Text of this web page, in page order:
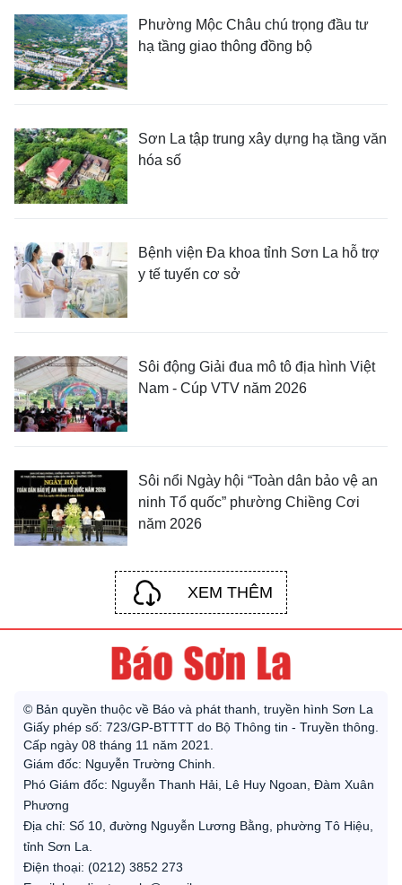
Phường Mộc Châu chú trọng đầu tư
hạ tầng giao thông đồng bộ
Sơn La tập trung xây dựng hạ tầng văn
hóa số
Bệnh viện Đa khoa tỉnh Sơn La hỗ trợ
y tế tuyến cơ sở
Sôi động Giải đua mô tô địa hình Việt
Nam - Cúp VTV năm 2026
Sôi nổi Ngày hội “Toàn dân bảo vệ an
ninh Tổ quốc” phường Chiềng Cơi
năm 2026
XEM THÊM
© Bản quyền thuộc về Báo và phát thanh, truyền hình Sơn La
Giấy phép số: 723/GP-BTTTT do Bộ Thông tin - Truyền thông.
Cấp ngày 08 tháng 11 năm 2021.
Giám đốc: Nguyễn Trường Chinh.
Phó Giám đốc: Nguyễn Thanh Hải, Lê Huy Ngoan, Đàm Xuân
Phương
Địa chỉ: Số 10, đường Nguyễn Lương Bằng, phường Tô Hiệu,
tỉnh Sơn La.
Điện thoại: (0212) 3852 273